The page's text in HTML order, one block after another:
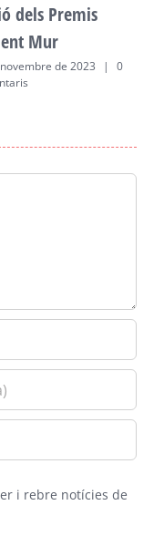
dels Premis
Mur
de 2023 |
0
i rebre notícies de